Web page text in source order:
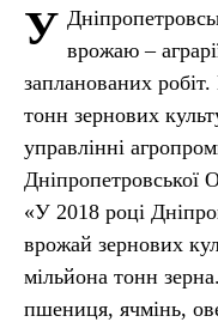
У врожаю –
запланованих
тонн зернових
управлінні
Дніпропетровської
«У 2018 році
врожай зернових
мільйона тонн
пшениця, ячмінь,